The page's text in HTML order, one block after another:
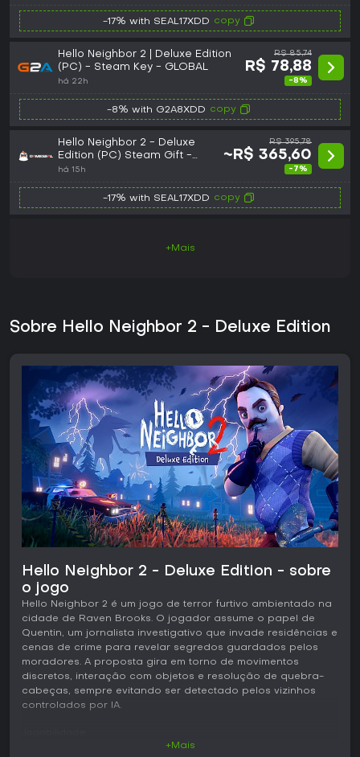
-17% with SEAL17XDD copy
Hello Neighbor 2 | Deluxe Edition
(PC) - Steam Key - GLOBAL
há 22h
R$ 85,74
R$ 78,88
-8%
-8% with G2A8XDD copy
Hello Neighbor 2 - Deluxe
Edition (PC) Steam Gift -
GLOBAL
há 15h
R$ 395,78
~R$ 365,60
-7%
-17% with SEAL17XDD copy
+Mais
Sobre Hello Neighbor 2 - Deluxe Edition
Hello Neighbor 2 - Deluxe Edition - sobre
o jogo
Hello Neighbor 2 é um jogo de terror furtivo ambientado na
cidade de Raven Brooks. O jogador assume o papel de
Quentin, um jornalista investigativo que invade residências e
cenas de crime para revelar segredos guardados pelos
moradores. A proposta gira em torno de movimentos
discretos, interação com objetos e resolução de quebra-
cabeças, sempre evitando ser detectado pelos vizinhos
controlados por IA.
+Mais